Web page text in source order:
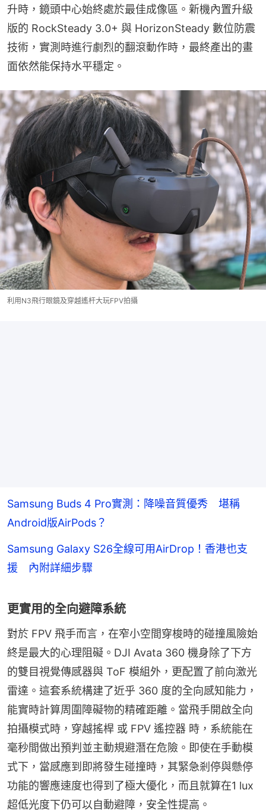
升時，鏡頭中心始終處於最佳成像區。新機內置升級
版的 RockSteady 3.0+ 與 HorizonSteady 數位防震
技術，實測時進行劇烈的翻滾動作時，最終產出的畫
面依然能保持水平穩定。
利用N3飛行眼鏡及穿越遙杆大玩FPV拍攝
Samsung Buds 4 Pro實測：降噪音質優秀 堪稱
Android版AirPods？
Samsung Galaxy S26全線可用AirDrop！香港也支
援 內附詳細步驟
更實用的全向避障系統
對於 FPV 飛手而言，在窄小空間穿梭時的碰撞風險始
終是最大的心理阻礙。DJI Avata 360 機身除了下方
的雙目視覺傳感器與 ToF 模組外，更配置了前向激光
雷達。這套系統構建了近乎 360 度的全向感知能力，
能實時計算周圍障礙物的精確距離。當飛手開啟全向
拍攝模式時，穿越搖桿 或 FPV 遙控器 時，系統能在
毫秒間做出預判並主動規避潛在危險。即使在手動模
式下，當感應到即將發生碰撞時，其緊急剎停與懸停
功能的響應速度也得到了極大優化，而且就算在1 lux
超低光度下仍可以自動避障，安全性提高。